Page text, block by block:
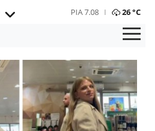
PIA 7.08 26 °C